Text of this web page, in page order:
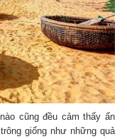
cũng đều cảm thấy ấn
giống như những quả